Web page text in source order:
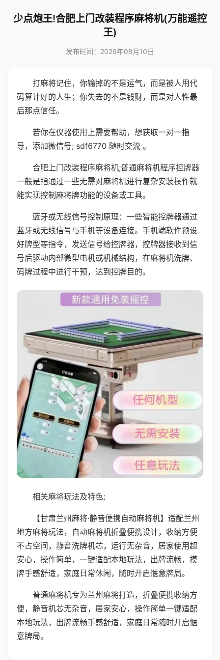
少点炮王!合肥上门改装程序麻将机(万能遥控
王)
发布时间：2026年08月10日
打麻将记住，你输掉的不是运气，而是被人用代
码算计好的人生；你失去的不是钱财，而是对人性最
后那点信任。
若你在仪器使用上需要帮助，想获取一对一指
导，添加微信号; sdf6770 随时交流 。
合肥上门改装程序麻将机;普通麻将机程序控牌器
一般是指通过一些无需对麻将机进行复杂安装操作就
能实现控制麻将牌功能的设备或工具。
蓝牙或无线信号控制原理：一些智能控牌器通过
蓝牙或无线信号与手机等设备连接。手机端软件预设
好牌型等指令，发送信号给控牌器，控牌器接收到信
号后驱动内部微型电机或机械结构，在麻将机洗牌、
码牌过程中进行干预，达到控牌目的。
相关麻将玩法及特色;
【甘肃兰州麻将·静音便携自动麻将机】适配兰州
地方麻将玩法，自动麻将机折叠便携设计，收纳方便
不占空间，静音洗牌机芯，运行无杂音，居家使用超
安心，操作简单，一键适配本地玩法，出牌流畅，摸
牌手感舒适，家庭日常休闲，随时开启惬意牌局。
普通麻将机专为兰州麻将打造，折叠便携收纳方
便，静音机芯无杂音，居家安心，操作简单一键适配
本地玩法，出牌流畅手感舒适，家庭日常随时开启惬
意牌局。